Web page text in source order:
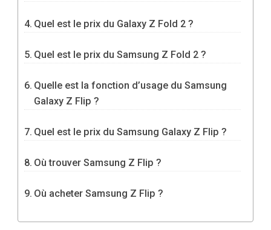
Quel est le prix du Galaxy Z Fold 2 ?
Quel est le prix du Samsung Z Fold 2 ?
Quelle est la fonction d’usage du Samsung
Galaxy Z Flip ?
Quel est le prix du Samsung Galaxy Z Flip ?
Où trouver Samsung Z Flip ?
Où acheter Samsung Z Flip ?